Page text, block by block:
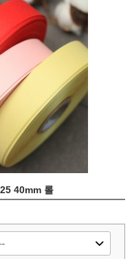
40mm 롤